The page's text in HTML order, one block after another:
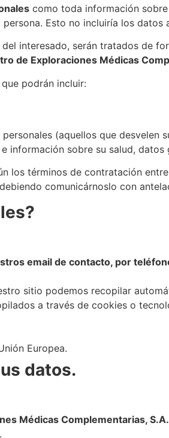
como toda información
Esto no incluiría los datos
interesado, serán tratados de
de Exploraciones Médicas
podrán incluir:
(aquellos que desvelen
información sobre su salud,
los términos de contratación
comunicárnoslo con
email de contacto, por
sitio podemos recopilar
a través de cookies o
Europea.
datos.
Médicas Complementarias, S.A.